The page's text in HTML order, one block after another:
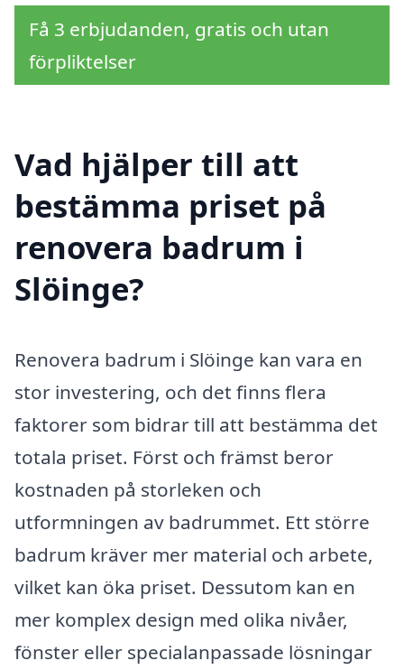
Få 3 erbjudanden, gratis och utan
förpliktelser
Vad hjälper till att
bestämma priset på
renovera badrum i
Slöinge?
Renovera badrum i Slöinge kan vara en
stor investering, och det finns flera
faktorer som bidrar till att bestämma det
totala priset. Först och främst beror
kostnaden på storleken och
utformningen av badrummet. Ett större
badrum kräver mer material och arbete,
vilket kan öka priset. Dessutom kan en
mer komplex design med olika nivåer,
fönster eller specialanpassade lösningar